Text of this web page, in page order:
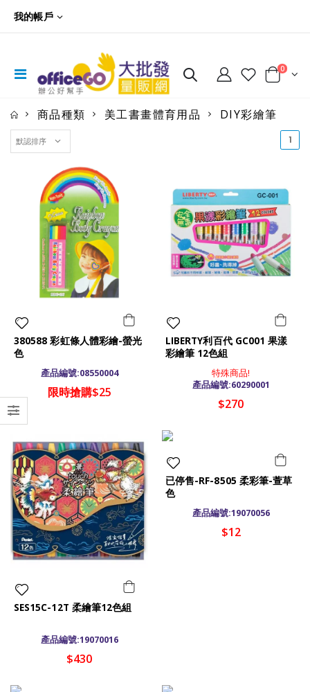
我的帳戶
0
商品種類 美工書畫體育用品 DIY彩繪筆
1
380588 彩虹條人體彩繪-螢光
色
產品編號:08550004
限時搶購$25
LIBERTY利百代 GC001 果漾
彩繪筆 12色組
特殊商品!
產品編號:60290001
$270
SES15C-12T 柔繪筆12色組
產品編號:19070016
$430
已停售-RF-8505 柔彩筆-萱草
色
產品編號:19070056
$12